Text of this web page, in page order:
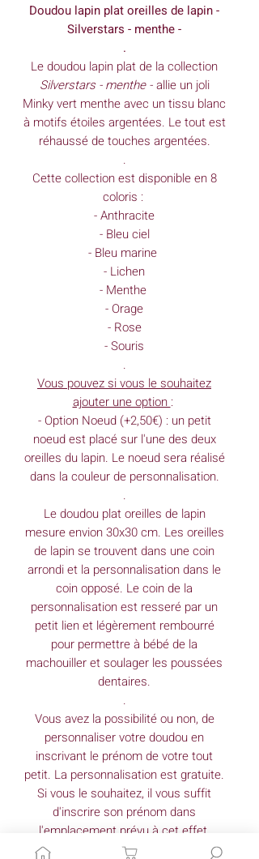
Doudou lapin plat oreilles de lapin -
Silverstars - menthe -
.
Le doudou lapin plat de la collection
Silverstars - menthe -allie un joli
Minky vert menthe avec un tissu blanc
à motifs étoiles argentées. Le tout est
réhaussé de touches argentées.
.
Cette collection est disponible en 8
coloris :
- Anthracite
- Bleu ciel
- Bleu marine
- Lichen
- Menthe
- Orage
- Rose
- Souris
.
Vous pouvez si vous le souhaitez
ajouter une option :
- Option Noeud (+2,50€) : un petit
noeud est placé sur l'une des deux
oreilles du lapin. Le noeud sera réalisé
dans la couleur de personnalisation.
.
Le doudou plat oreilles de lapin
mesure envion 30x30 cm. Les oreilles
de lapin se trouvent dans une coin
arrondi et la personnalisation dans le
coin opposé. Le coin de la
personnalisation est resseré par un
petit lien et légèrement rembourré
pour permettre à bébé de la
machouiller et soulager les poussées
dentaires.
.
Vous avez la possibilité ou non, de
personnaliser votre doudou en
inscrivant le prénom de votre tout
petit. La personnalisation est gratuite.
Si vous le souhaitez, il vous suffit
d'inscrire son prénom dans
l'emplacement prévu à cet effet.
.